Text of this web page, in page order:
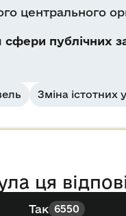
центрального
публічних
Зміна істотних
ця
Так 6550